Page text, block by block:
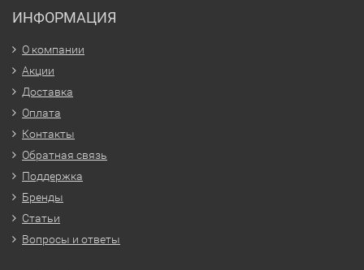
ИНФОРМАЦИЯ
О компании
Акции
Доставка
Оплата
Контакты
Обратная связь
Поддержка
Бренды
Статьи
Вопросы и ответы